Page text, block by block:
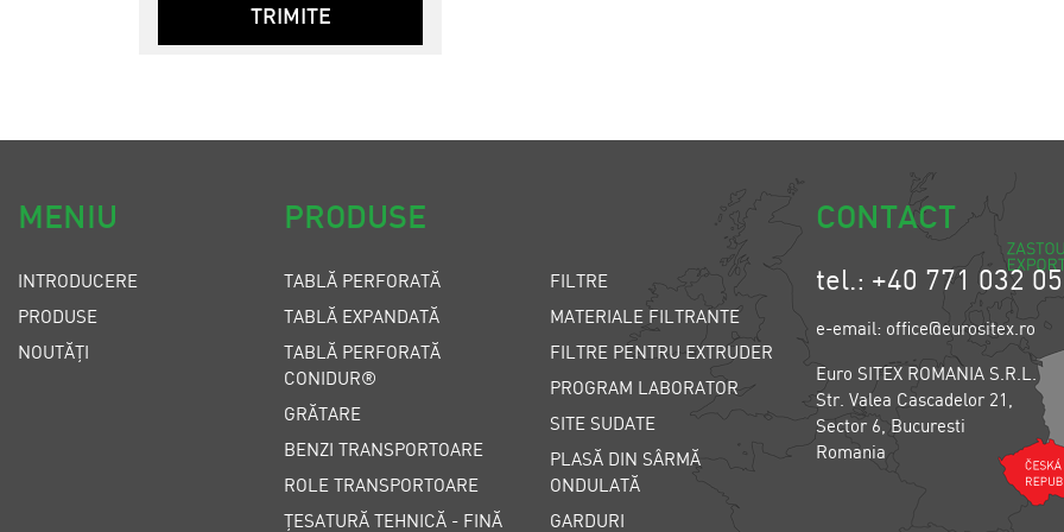
TRIMITE
MENIU
INTRODUCERE
PRODUSE
NOUTĂȚI
PRODUSE
TABLĂ PERFORATĂ
TABLĂ EXPANDATĂ
TABLĂ PERFORATĂ
CONIDUR®
GRĂTARE
BENZI TRANSPORTOARE
ROLE TRANSPORTOARE
ȚESATURĂ TEHNICĂ - FINĂ
FILTRE
MATERIALE FILTRANTE
FILTRE PENTRU EXTRUDER
PROGRAM LABORATOR
SITE SUDATE
PLASĂ DIN SÂRMĂ
ONDULATĂ
GARDURI
CONTACT
tel.: +40 771 032
e-email: office@eurositex.ro
Euro SITEX ROMANIA S.R.L.
Str. Valea Cascadelor 21,
Sector 6, Bucuresti
Romania